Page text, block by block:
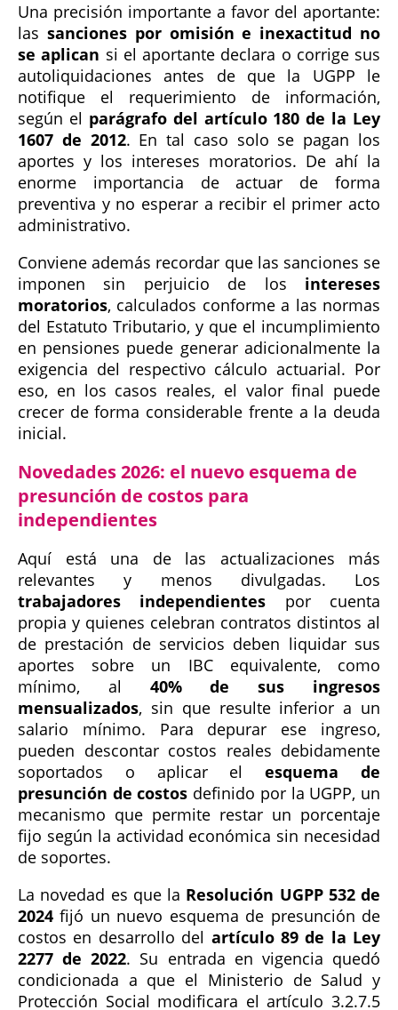
Una precisión importante a favor del aportante:
las sanciones por omisión e inexactitud no
se aplican si el aportante declara o corrige sus
autoliquidaciones antes de que la UGPP le
notifique el requerimiento de información,
según el parágrafo del artículo 180 de la Ley
1607 de 2012. En tal caso solo se pagan los
aportes y los intereses moratorios. De ahí la
enorme importancia de actuar de forma
preventiva y no esperar a recibir el primer acto
administrativo.
Conviene además recordar que las sanciones se
imponen sin perjuicio de los intereses
moratorios, calculados conforme a las normas
del Estatuto Tributario, y que el incumplimiento
en pensiones puede generar adicionalmente la
exigencia del respectivo cálculo actuarial. Por
eso, en los casos reales, el valor final puede
crecer de forma considerable frente a la deuda
inicial.
Novedades 2026: el nuevo esquema de
presunción de costos para
independientes
Aquí está una de las actualizaciones más
relevantes y menos divulgadas. Los
trabajadores independientes por cuenta
propia y quienes celebran contratos distintos al
de prestación de servicios deben liquidar sus
aportes sobre un IBC equivalente, como
mínimo, al 40% de sus ingresos
mensualizados, sin que resulte inferior a un
salario mínimo. Para depurar ese ingreso,
pueden descontar costos reales debidamente
soportados o aplicar elesquema de
presunción de costos definido por la UGPP, un
mecanismo que permite restar un porcentaje
fijo según la actividad económica sin necesidad
de soportes.
La novedad es que la Resolución UGPP 532 de
2024 fijó un nuevo esquema de presunción de
costos en desarrollo del artículo 89 de la Ley
2277 de 2022. Su entrada en vigencia quedó
condicionada a que el Ministerio de Salud y
Protección Social modificara el artículo 3.2.7.5